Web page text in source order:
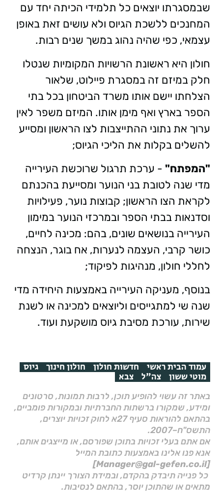
שבמסגרתו יוצאים כל תלמידי הכיתה יחד עם
המחנכים ללשכת הגיוס ולא עושים זאת באופן
עצמאי, כפי שהיה נהוג במשך שנים רבות.
חולון היא ראשונת הרשויות המקומיות שנטלו
חלק במיזם זה במסגרת פיילוט, שלאור
הצלחתו יישם אותו משרד הביטחון בכל בתי
הספר בארץ ואף מימן אותו. המיזם משפר לאין
ערוך את נתוני ההתייצבות לצו הראשון ומסייע
להשלים בקלות את הליכי הגיוס;
"המפתח" - ערכת תרגול שרוכשת העירייה
מדי שנה לטובת בני הנוער ומסייעת בהכנתם
לקראת הצו הראשון; קבוצות נוער, פעילויות
וסדנאות בבתי הספר ובמרכזי הנוער במימון
העירייה בנושאים שונים, בהם: מכינה לחיים,
כושר קרבי, העצמה לנערות, אח בוגר, הנצחה
לחללי חולון, מנהיגות לפיקוד;
בנוסף, מעניקה העירייה באמצעות היחידה מדי
שנה שי למתגייסים וליוצאים למכינה או לשנת
שירות, עורכת מסיבת גיוס מושקעת ועוד.
עמוד הבית ראשי חדשות חולון חולון חינוך גיוס
מוטי ששון צה"ל צבא
באתר זה עשוי להופיע תוכן, לרבות תמונות, סרטונים
ומידע, שמקורו ברשתות החברתיות ובמקורות פומביים,
בהתאם להוראות סעיף 27א לחוק זכויות יוצרים,
התשס"ח–2007.
אם אתם בעלי זכויות בתוכן שפורסם, או מייצגים אותם,
אנא פנו אלינו באמצעות כתובת המייל
[Manager@gal-gefen.co.il]
כל פנייה תיבדק בהקדם, ובמידת הצורך יינתן קרדיט
מתאים או שהתוכן יוסר, בהתאם לנסיבות.